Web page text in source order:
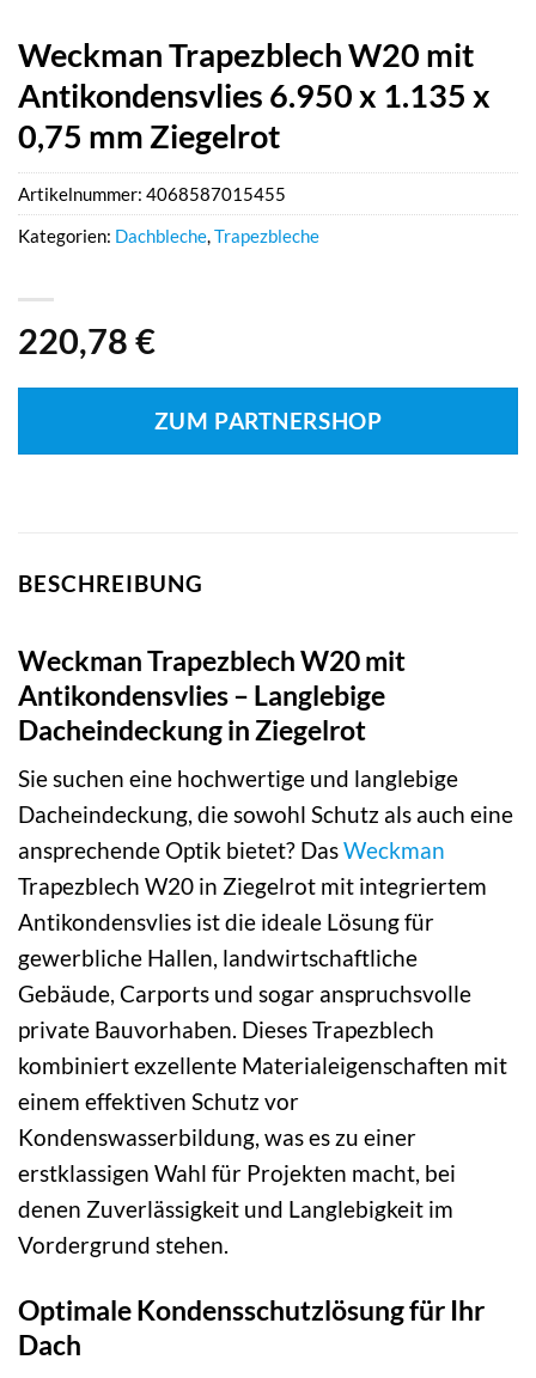
Weckman Trapezblech W20 mit
Antikondensvlies 6.950 x 1.135 x
0,75 mm Ziegelrot
220,78 €
ZUM PARTNERSHOP
Artikelnummer: 4068587015455
Kategorien: Dachbleche,Trapezbleche
BESCHREIBUNG
Weckman Trapezblech W20 mit
Antikondensvlies – Langlebige
Dacheindeckung in Ziegelrot
Sie suchen eine hochwertige und langlebige
Dacheindeckung, die sowohl Schutz als auch eine
ansprechende Optik bietet? DasWeckman
Trapezblech W20 in Ziegelrot mit integriertem
Antikondensvlies ist die ideale Lösung für
gewerbliche Hallen, landwirtschaftliche
Gebäude, Carports und sogar anspruchsvolle
private Bauvorhaben. Dieses Trapezblech
kombiniert exzellente Materialeigenschaften mit
einem effektiven Schutz vor
Kondenswasserbildung, was es zu einer
erstklassigen Wahl für Projekten macht, bei
denen Zuverlässigkeit und Langlebigkeit im
Vordergrund stehen.
Optimale Kondensschutzlösung für Ihr
Dach